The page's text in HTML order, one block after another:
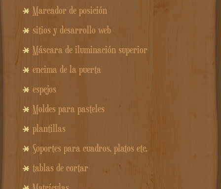
Marcador de posición
sitios y desarrollo web
Máscara de iluminación superior
encima de la puerta
espejos
Moldes para pasteles
plantillas
Soportes para cuadros, platos etc.
tablas de cortar